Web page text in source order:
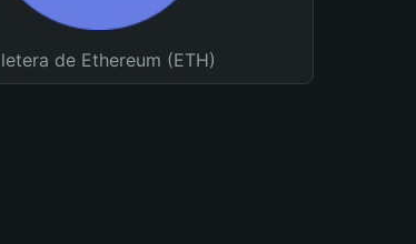
de Ethereum (ETH)